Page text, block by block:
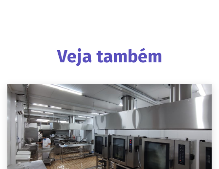
Veja também